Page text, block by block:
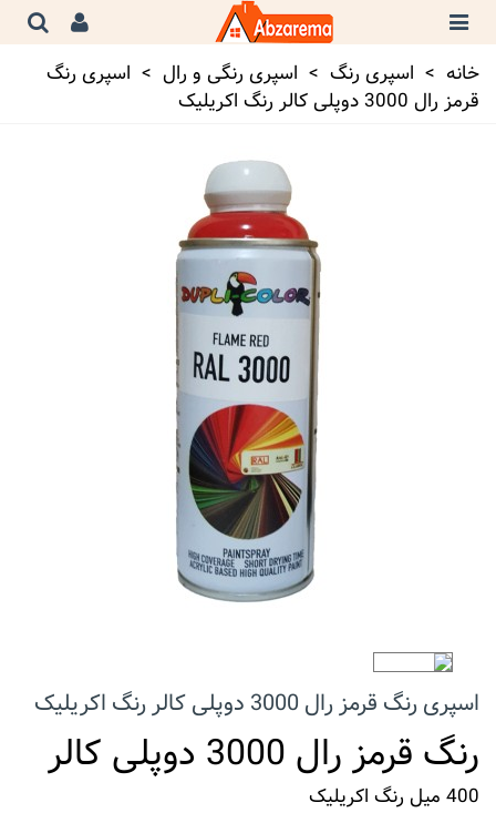
خانه > اسپری رنگ > اسپری رنگی و رال > اسپری رنگ
قرمز رال 3000 دوپلی کالر رنگ اکریلیک
اسپری رنگ قرمز رال 3000 دوپلی کالر رنگ اکریلیک
رنگ قرمز رال 3000 دوپلی کالر
400 میل رنگ اکریلیک